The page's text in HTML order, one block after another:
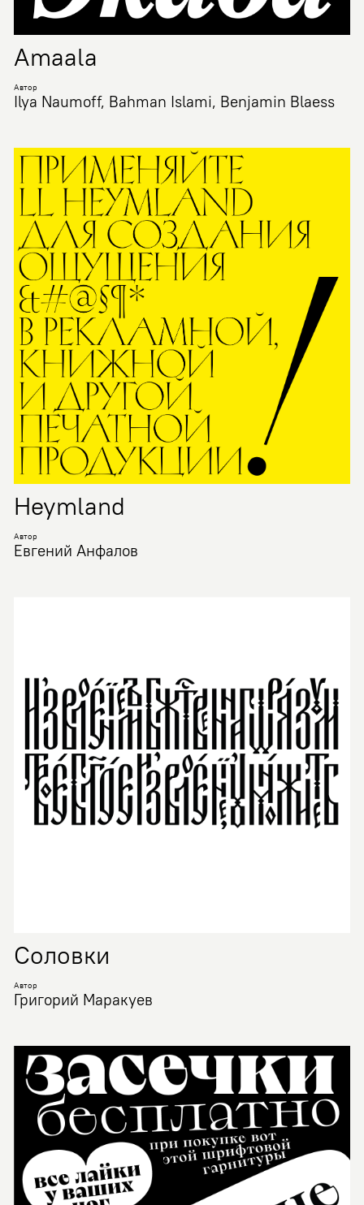
Amaala
Автор
Ilya Naumoff, Bahman Islami, Benjamin Blaess
Heymland
Автор
Евгений Анфалов
Соловки
Автор
Григорий Маракуев